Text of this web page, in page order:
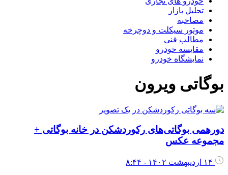
تحلیل بازار
مصاحبه
موتور سیکلت و دوچرخه
مطالب فنی
مقایسه خودرو
نمایشگاه خودرو
بوگاتی ویرون
دورهمی بوگاتی‌های رکوردشکن در خانه بوگاتی +
مجموعه عکس